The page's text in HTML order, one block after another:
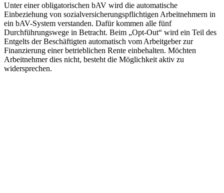
Unter einer obligatorischen bAV wird die automatische
Einbeziehung von sozialversicherungspflichtigen Arbeitnehmern in
ein bAV-System verstanden. Dafür kommen alle fünf
Durchführungswege in Betracht. Beim „Opt-Out“ wird ein Teil des
Entgelts der Beschäftigten automatisch vom Arbeitgeber zur
Finanzierung einer betrieblichen Rente einbehalten. Möchten
Arbeitnehmer dies nicht, besteht die Möglichkeit aktiv zu
widersprechen.